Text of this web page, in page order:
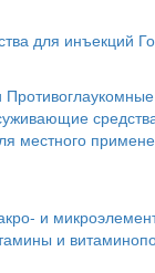
для инъекций
местного
и
и